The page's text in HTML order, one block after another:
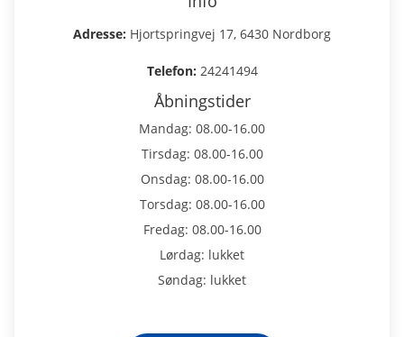
Adresse: Hjortspringvej 17, 6430 Nordborg
Telefon: 24241494
Åbningstider
Mandag: 08.00-16.00
Tirsdag: 08.00-16.00
Onsdag: 08.00-16.00
Torsdag: 08.00-16.00
Fredag: 08.00-16.00
Lørdag: lukket
Søndag: lukket